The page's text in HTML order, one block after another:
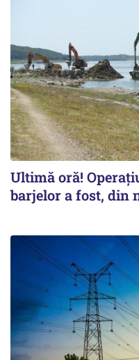
Ultimă oră!
barjelor a fost, din